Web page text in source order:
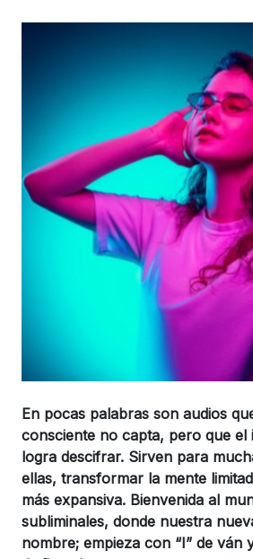
En pocas palabras son audios
consciente no capta, pero que el
logra descifrar. Sirven para
ellas, transformar la mente
más expansiva. Bienvenida al
subliminales, donde nuestra
nombre; empieza con “I” de ván